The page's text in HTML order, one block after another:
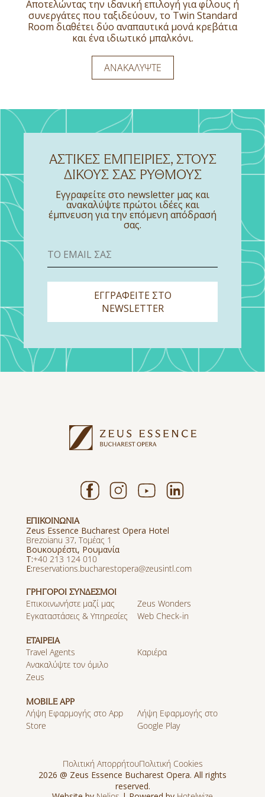
Αποτελώντας την ιδανική επιλογή για φίλους ή
συνεργάτες που ταξιδεύουν, το Twin Standard
Room διαθέτει δύο αναπαυτικά μονά κρεβάτια
και ένα ιδιωτικό μπαλκόνι.
ΑΝΑΚΑΛΎΨΤΕ
ταξιδιώτες, τα Executive Double δωμάτια σάς
υποδέχονται σε μια ατμόσφαιρα ζεστασιάς και
εκλεπτυσμένης φιλοξενίας στην καρδιά του
Βουκουρεστίου.
ΑΝΑΚΑΛΎΨΤΕ
διαμορφωμένο για να φιλοξενεί οικογένειες ή
μικρές παρέες, με σύγχρονες πινελιές στην
επίπλωση και εκλεπτυσμένες παροχές, αποτελεί
ένα γαλήνιο καταφύγιο στην καρδιά της πόλης.
ΑΝΑΚΑΛΎΨΤΕ
ΑΣΤΙΚΕΣ ΕΜΠΕΙΡΙΕΣ, ΣΤΟΥΣ
ΔΙΚΟΥΣ ΣΑΣ ΡΥΘΜΟΥΣ
Εγγραφείτε στο newsletter μας και
ανακαλύψτε πρώτοι ιδέες και
έμπνευση για την επόμενη απόδρασή
σας.
ΕΓΓΡΑΦΕΙΤΕ ΣΤΟ
NEWSLETTER
ΕΠΙΚΟΙΝΩΝΙΑ
Zeus Essence Bucharest Opera Hotel
Brezoianu 37, Τομέας 1
Βουκουρέστι, Ρουμανία
T:+40 213 124 010
E:reservations.bucharestopera@zeusintl.com
ΓΡΗΓΟΡΟΙ ΣΥΝΔΕΣΜΟΙ
Επικοινωνήστε μαζί μας
Zeus Wonders
Εγκαταστάσεις & Υπηρεσίες
Web Check-in
ΕΤΑΙΡΕΙΑ
Travel Agents
Καριέρα
Ανακαλύψτε τον όμιλο
Zeus
MOBILE APP
Λήψη Εφαρμογής στο App
Store
Λήψη Εφαρμογής στο
Google Play
2026 @ Zeus Essence Bucharest Opera. All rights
reserved.
Πολιτική ΑπορρήτουΠολιτική Cookies